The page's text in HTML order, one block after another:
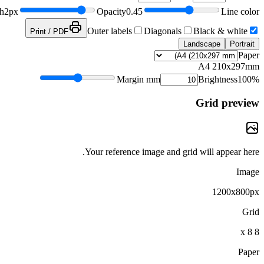
2px Opacity0.45
Line color
Outer labels
Diagonals Black & white
Print / PDF
Portrait
Landscape
Paper
A4 210x297mm
Margin mm
Brightness100%
Grid preview
Your reference image and grid will appear here.
Image
1200x800px
Grid
8 x 8
Paper